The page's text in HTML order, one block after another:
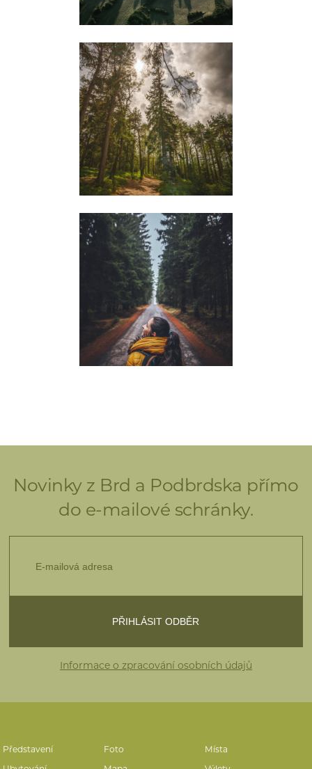
Novinky z Brd a Podbrdska přímo
do e-mailové schránky.
Informace o zpracování osobních údajů
Představení Foto
Místa